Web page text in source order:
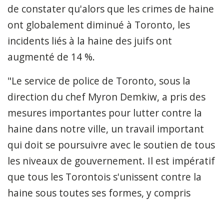
de constater qu'alors que les crimes de haine
ont globalement diminué à Toronto, les
incidents liés à la haine des juifs ont
augmenté de 14 %.
"Le service de police de Toronto, sous la
direction du chef Myron Demkiw, a pris des
mesures importantes pour lutter contre la
haine dans notre ville, un travail important
qui doit se poursuivre avec le soutien de tous
les niveaux de gouvernement. Il est impératif
que tous les Torontois s'unissent contre la
haine sous toutes ses formes, y compris